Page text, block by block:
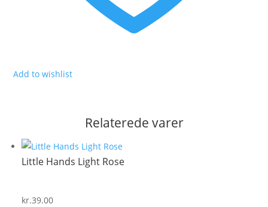
Add to wishlist
Relaterede varer
Little Hands Light Rose
kr.39.00